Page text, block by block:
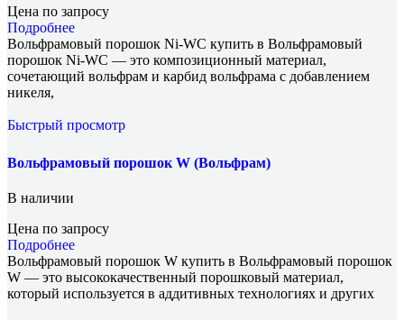
Цена по запросу
Подробнее
Вольфрамовый порошок Ni-WC купить в Вольфрамовый
порошок Ni-WC — это композиционный материал,
сочетающий вольфрам и карбид вольфрама с добавлением
никеля,
Быстрый просмотр
Вольфрамовый порошок W (Вольфрам)
В наличии
Цена по запросу
Подробнее
Вольфрамовый порошок W купить в Вольфрамовый порошок
W — это высококачественный порошковый материал,
который используется в аддитивных технологиях и других